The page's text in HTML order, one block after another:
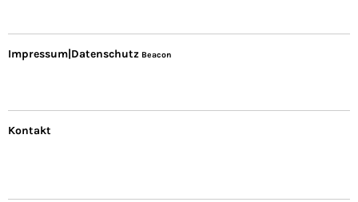
Impressum|Datenschutz Beacon
Kontakt